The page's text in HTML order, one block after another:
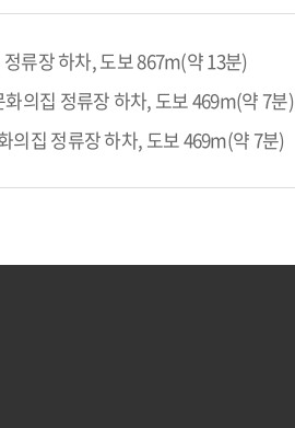
류장 하차, 도보 867m(약 13분)
의집 정류장 하차, 도보 469m(약 7분)
의집 정류장 하차, 도보 469m(약 7분)